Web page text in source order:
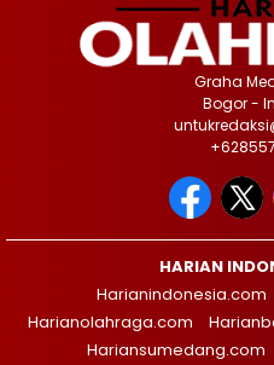
Graha
Bogor -
HARIAN
Harianindonesia.com
Harianolahraga.com
Hariansumedang.com